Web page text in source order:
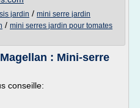
jardin / mini serre jardin
/ mini serres jardin pour tomates
: Mini-serre
conseille: